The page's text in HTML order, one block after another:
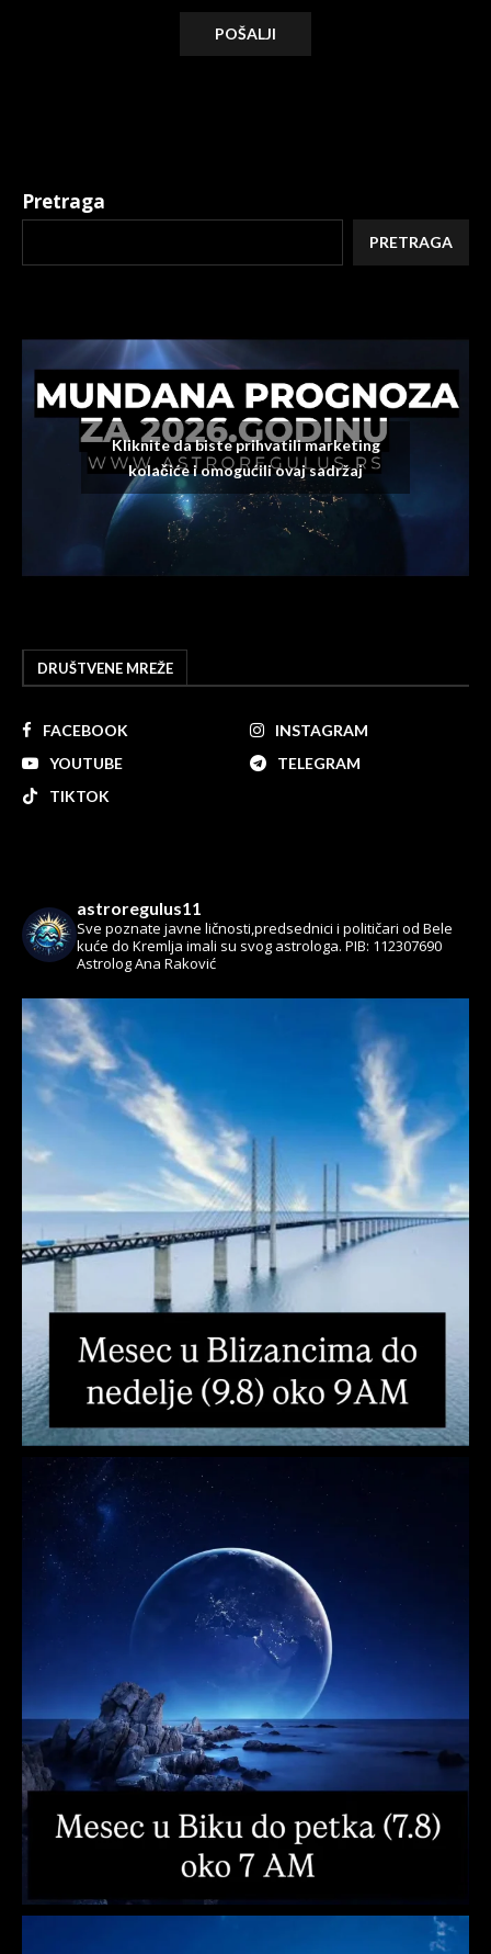
Pretraga
PRETRAGA
Kliknite da biste prihvatili marketing
kolačiće i omogućili ovaj sadržaj
DRUŠTVENE MREŽE
FACEBOOK
INSTAGRAM
YOUTUBE
TELEGRAM
TIKTOK
astroregulus11
Sve poznate javne ličnosti,predsednici i političari od Bele
kuće do Kremlja imali su svog astrologa. PIB: 112307690
Astrolog Ana Raković